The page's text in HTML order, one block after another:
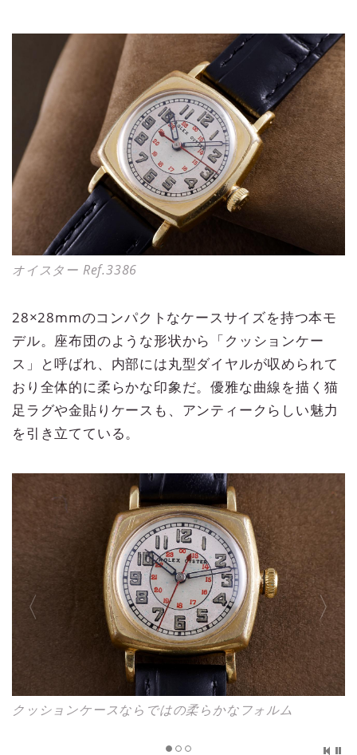
オイスター Ref.3386
28×28mmのコンパクトなケースサイズを持つ本モ
デル。座布団のような形状から「クッションケー
ス」と呼ばれ、内部には丸型ダイヤルが収められて
おり全体的に柔らかな印象だ。優雅な曲線を描く猫
足ラグや金貼りケースも、アンティークらしい魅力
を引き立てている。
クッションケースならではの柔らかなフォルム